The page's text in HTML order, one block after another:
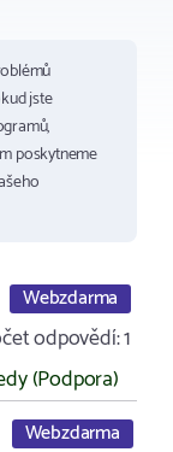
jste
poskytneme
Webzdarma
odpovědí:1
(Podpora)
Webzdarma